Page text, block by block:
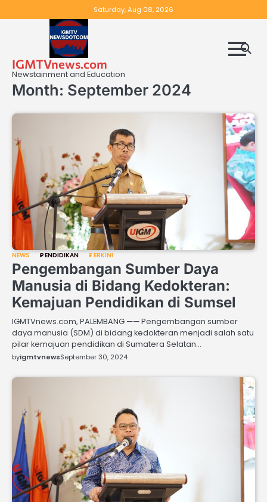
to
Saturday, Aug 08, 2026
IGMTVnews.com
Newstainment and Education
Month: September 2024
NEWS PENDIDIKAN TERKINI
Pengembangan Sumber Daya
Manusia di Bidang Kedokteran:
Kemajuan Pendidikan di Sumsel
IGMTVnews.com, PALEMBANG —— Pengembangan sumber
daya manusia (SDM) di bidang kedokteran menjadi salah satu
pilar kemajuan pendidikan di Sumatera Selatan…
byigmtvnewsSeptember 30, 2024